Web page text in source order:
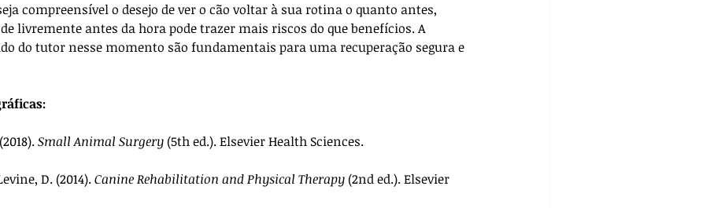
compreensível o desejo de ver o cão voltar à sua rotina o quanto antes,
livremente antes da hora pode trazer mais riscos do que benefícios. A
do tutor nesse momento são fundamentais para uma recuperação segura e
Small Animal Surgery (5th ed.). Elsevier Health Sciences.
D. (2014). Canine Rehabilitation and Physical Therapy (2nd ed.). Elsevier